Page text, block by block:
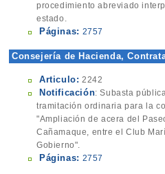
procedimiento abreviado
estado.
Páginas: 2757
Consejería de Hacienda,
Articulo: 2242
Notificación: Subasta
tramitación ordinaria para la
"Ampliación de acera del
Cañamaque, entre el Club
Gobierno".
Páginas: 2757